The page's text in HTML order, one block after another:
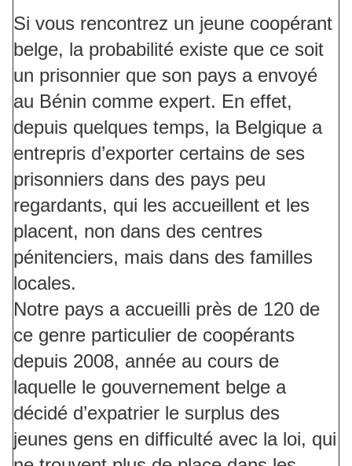
Si vous rencontrez un jeune coopérant
belge, la probabilité existe que ce soit
un prisonnier que son pays a envoyé
au Bénin comme expert. En effet,
depuis quelques temps, la Belgique a
entrepris d’exporter certains de ses
prisonniers dans des pays peu
regardants, qui les accueillent et les
placent, non dans des centres
pénitenciers, mais dans des familles
locales.
Notre pays a accueilli près de 120 de
ce genre particulier de coopérants
depuis 2008, année au cours de
laquelle le gouvernement belge a
décidé d’expatrier le surplus des
jeunes gens en difficulté avec la loi, qui